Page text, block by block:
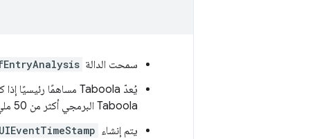
سمحت الدالة
Taboola البرمجي أكثر من 50 ملي ثانية.
يتم إنشاء